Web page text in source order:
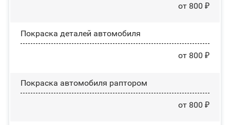
от 800 ₽
Покраска деталей автомобиля
от 800 ₽
Покраска автомобиля раптором
от 800 ₽